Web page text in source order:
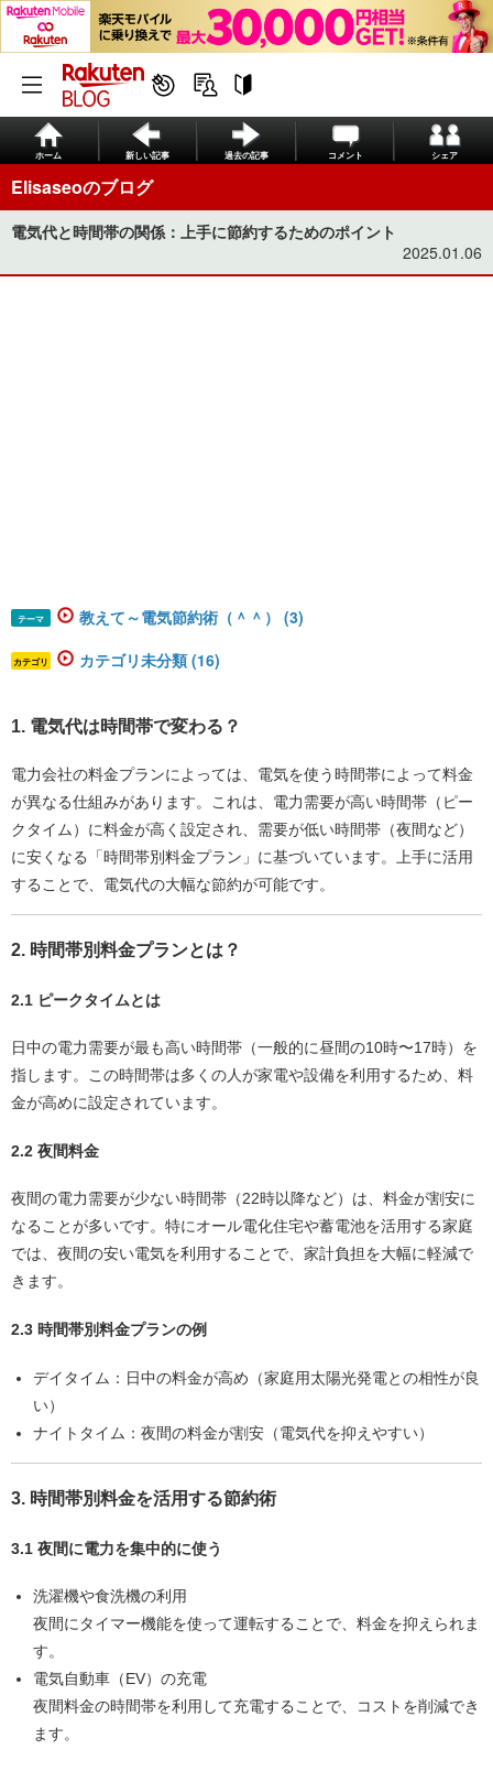
ホーム 新しい記事 過去の記事 コメント シェア
Elisaseoのブログ
電気代と時間帯の関係：上手に節約するためのポイント
2025.01.06
テーマ 教えて～電気節約術（＾＾） (3)
カテゴリ カテゴリ未分類 (16)
1. 電気代は時間帯で変わる？
電力会社の料金プランによっては、電気を使う時間帯によって料金
が異なる仕組みがあります。これは、電力需要が高い時間帯（ピー
クタイム）に料金が高く設定され、需要が低い時間帯（夜間など）
に安くなる「時間帯別料金プラン」に基づいています。上手に活用
することで、電気代の大幅な節約が可能です。
2. 時間帯別料金プランとは？
2.1 ピークタイムとは
日中の電力需要が最も高い時間帯（一般的に昼間の10時〜17時）を
指します。この時間帯は多くの人が家電や設備を利用するため、料
金が高めに設定されています。
2.2 夜間料金
夜間の電力需要が少ない時間帯（22時以降など）は、料金が割安に
なることが多いです。特にオール電化住宅や蓄電池を活用する家庭
では、夜間の安い電気を利用することで、家計負担を大幅に軽減で
きます。
2.3 時間帯別料金プランの例
デイタイム ：日中の料金が高め（家庭用太陽光発電との相性が良
い）
ナイトタイム ：夜間の料金が割安（電気代を抑えやすい）
3. 時間帯別料金を活用する節約術
3.1 夜間に電力を集中的に使う
洗濯機や食洗機の利用
夜間にタイマー機能を使って運転することで、料金を抑えられま
す。
電気自動車（EV）の充電
夜間料金の時間帯を利用して充電することで、コストを削減でき
ます。